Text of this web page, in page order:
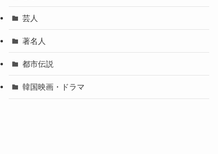
芸人
著名人
都市伝説
韓国映画・ドラマ